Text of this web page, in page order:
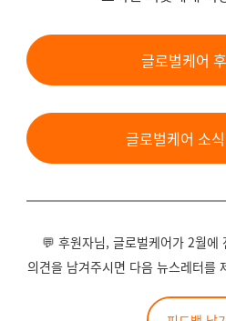
글로벌케어
글로벌케어 소
💬 후원자님, 글로벌케어가 2월에
의견을 남겨주시면 다음 뉴스레터